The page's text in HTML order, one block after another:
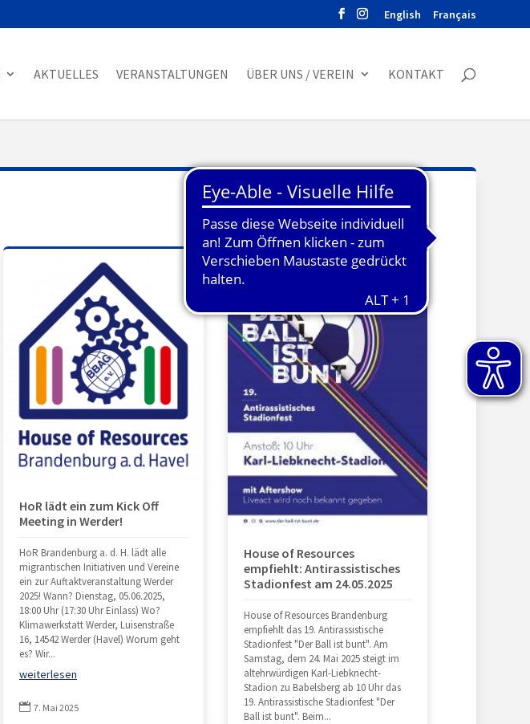
English Français
AKTUELLES VERANSTALTUNGEN ÜBER UNS / VEREIN KONTAKT
HoR lädt ein zum Kick Off
Meeting in Werder!
HoR Brandenburg a. d. H. lädt alle
migrantischen Initiativen und Vereine
ein zur Auftaktveranstaltung Werder
2025! Wann? Dienstag, 05.06.2025,
18:00 Uhr (17:30 Uhr Einlass) Wo?
Klimawerkstatt Werder, Luisenstraße
16, 14542 Werder (Havel) Worum geht
es? Wir...
weiterlesen
 7. Mai 2025
House of Resources
empfiehlt: Antirassistisches
Stadionfest am 24.05.2025
House of Resources Brandenburg
empfiehlt das 19. Antirassistische
Stadionfest "Der Ball ist bunt". Am
Samstag, dem 24. Mai 2025 steigt im
altehrwürdigen Karl-Liebknecht-
Stadion zu Babelsberg ab 10 Uhr das
19. Antirassistische Stadionfest "Der
Ball ist bunt". Beim...